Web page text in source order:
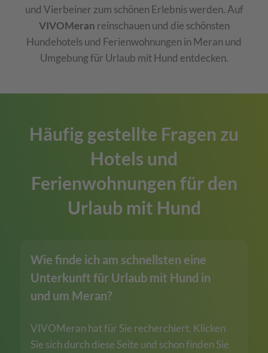
und Vierbeiner zum schönen Erlebnis werden. Auf
VIVOMeran reinschauen und die schönsten
Hundehotels und Ferienwohnungen in Meran und
Umgebung für Urlaub mit Hund entdecken.
Häufig gestellte Fragen zu
Hotels und
Ferienwohnungen für den
Urlaub mit Hund
Wie finde ich am schnellsten eine
Unterkunft für Urlaub mit Hund in
und um Meran?
VIVOMeran hat für Sie recherchiert. Klicken
Sie sich durch diese Seite und schon finden Sie